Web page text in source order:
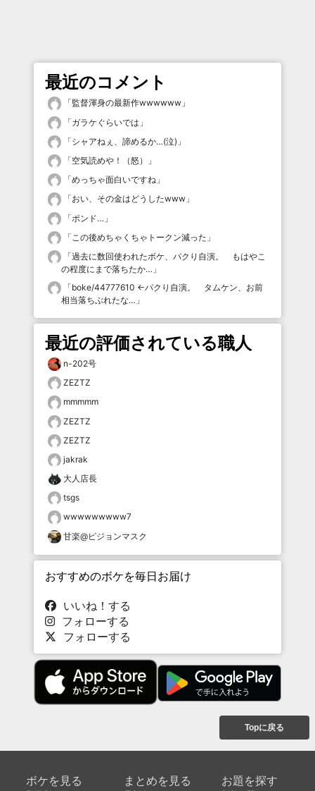
最近のコメント
「監督渾身の最新作wwwwww 」
「ガラケぐらいでは 」
「シャアねぇ、諦めるか…(泣) 」
「空気読めや！（怒）
」
「めっちゃ面白いですね 」
「おい、その金はどうしたwww 」
「ポンド… 」
「 この後めちゃくちゃトークン減った 」
「過去に数回使われたボケ、パクり自演。 もはやこ
の程度にまで落ちたか… 」
「boke/44777610 ←パクり自演。 タムケン、お前
相当落ちぶれたな… 」
最近の評価されている職人
n-202号
ZEZTZ
mmmmm
ZEZTZ
ZEZTZ
jakrak
大人店長
tsgs
wwwwwwwww7
甘楽@ピジョンマスク
おすすめのボケを毎日お届け
いいね！する
フォローする
フォローする
Topに戻る
ボケを見る まとめを見る お題を探す